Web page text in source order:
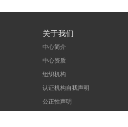
关于我们
中心简介
中心资质
组织机构
认证机构自我声明
公正性声明